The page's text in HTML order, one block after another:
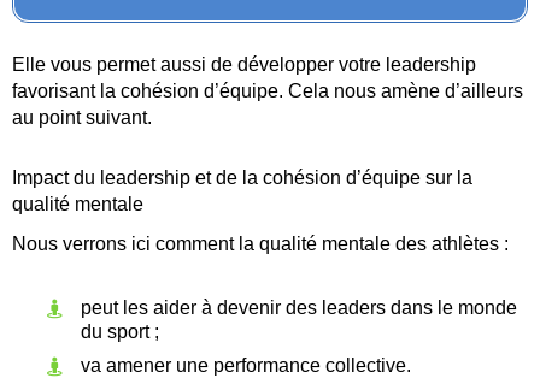
Elle vous permet aussi de développer votre leadership
favorisant la cohésion d’équipe. Cela nous amène d’ailleurs
au point suivant.
Impact du leadership et de la cohésion d’équipe sur la
qualité mentale
Nous verrons ici comment la qualité mentale des athlètes :
peut les aider à devenir des leaders dans le monde
du sport ;
va amener une performance collective.